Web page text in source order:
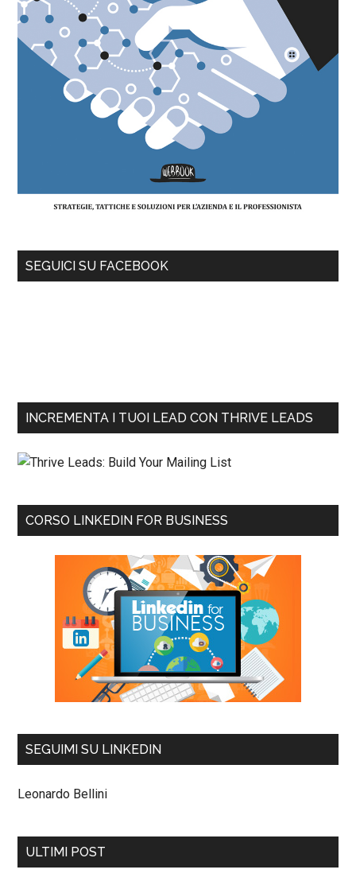
SEGUICI SU FACEBOOK
INCREMENTA I TUOI LEAD CON THRIVE LEADS
CORSO LINKEDIN FOR BUSINESS
SEGUIMI SU LINKEDIN
Leonardo Bellini
ULTIMI POST